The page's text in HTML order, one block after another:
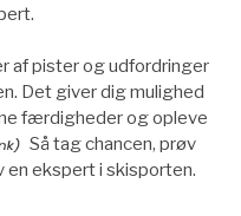
af pister og udfordringer
Det giver dig mulighed
færdigheder og opleve
Så tag chancen, prøv
en ekspert i skisporten.